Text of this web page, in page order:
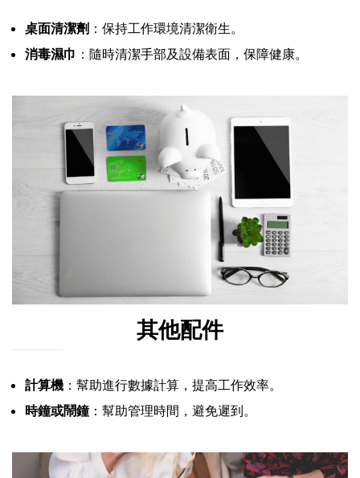
桌面清潔劑 ：保持工作環境清潔衛生。
消毒濕巾 ：隨時清潔手部及設備表面，保障健康。
其他配件
計算機 ：幫助進行數據計算，提高工作效率。
時鐘或鬧鐘：幫助管理時間，避免遲到。